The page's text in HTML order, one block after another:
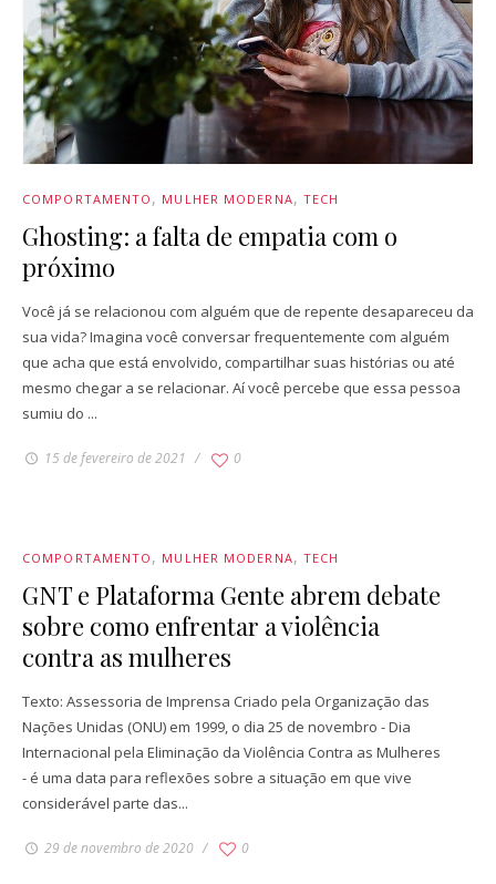
COMPORTAMENTO MULHER MODERNA TECH
Ghosting: a falta de empatia com o
próximo
Você já se relacionou com alguém que de repente desapareceu da
sua vida? Imagina você conversar frequentemente com alguém
que acha que está envolvido, compartilhar suas histórias ou até
mesmo chegar a se relacionar. Aí você percebe que essa pessoa
sumiu do ...
15 de fevereiro de 2021 0
COMPORTAMENTO MULHER MODERNA TECH
GNT e Plataforma Gente abrem debate
sobre como enfrentar a violência
contra as mulheres
Texto: Assessoria de Imprensa Criado pela Organização das
Nações Unidas (ONU) em 1999, o dia 25 de novembro - Dia
Internacional pela Eliminação da Violência Contra as Mulheres
- é uma data para reflexões sobre a situação em que vive
considerável parte das...
29 de novembro de 2020 0